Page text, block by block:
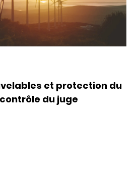
et protection du
du juge